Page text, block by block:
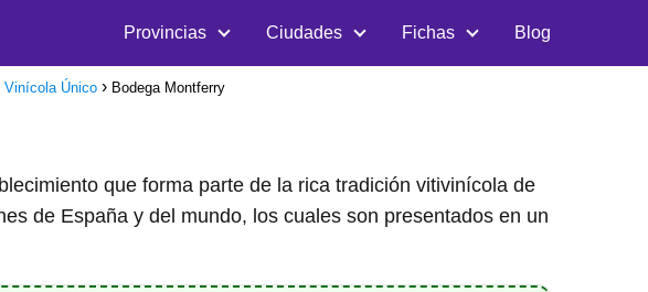
Provincias Ciudades Fichas Blog
Vinícola Único Bodega Montferry
que forma parte de la rica tradición vitivinícola de
de España y del mundo, los cuales son presentados en un